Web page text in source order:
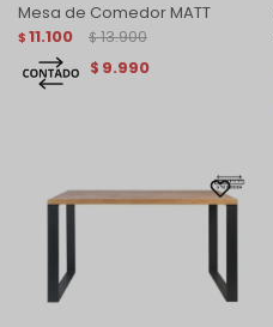
Mesa de Comedor MATT
$ 11.100 $ 13.900
$ 9.990